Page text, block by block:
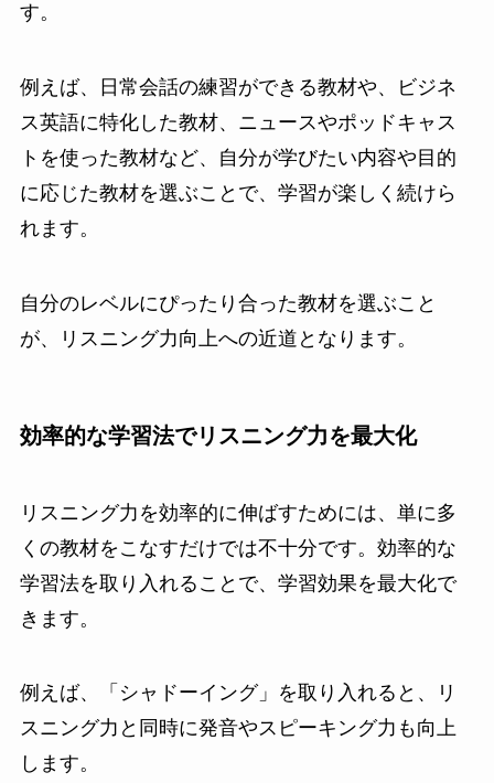
す。
例えば、日常会話の練習ができる教材や、ビジネ
ス英語に特化した教材、ニュースやポッドキャス
トを使った教材など、自分が学びたい内容や目的
に応じた教材を選ぶことで、学習が楽しく続けら
れます。
自分のレベルにぴったり合った教材を選ぶこと
が、リスニング力向上への近道となります。
効率的な学習法でリスニング力を最大化
リスニング力を効率的に伸ばすためには、単に多
くの教材をこなすだけでは不十分です。効率的な
学習法を取り入れることで、学習効果を最大化で
きます。
例えば、「シャドーイング」を取り入れると、リ
スニング力と同時に発音やスピーキング力も向上
します。